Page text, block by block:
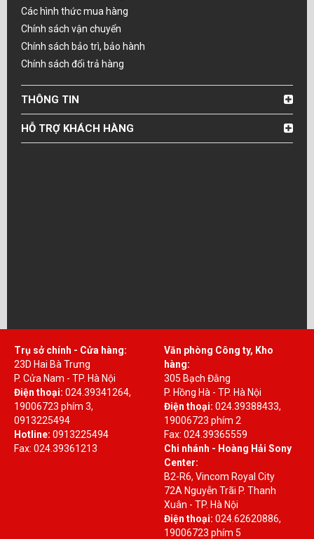
Các hình thức mua hàng
Chính sách vận chuyển
Chính sách bảo trì, bảo hành
Chính sách đổi trả hàng
THÔNG TIN
HỖ TRỢ KHÁCH HÀNG
Trụ sở chính - Cửa hàng:
23D Hai Bà Trưng
P. Cửa Nam - TP. Hà Nội
Điện thoại: 024.39341264,
19006723 phím 3,
0913225494
Hotline: 0913225494
Fax: 024.39361213
Văn phòng Công ty, Kho
hàng:
305 Bạch Đằng
P. Hồng Hà - TP. Hà Nội
Điện thoại: 024.39388433,
19006723 phím 2
Fax: 024.39365559
Chi nhánh - Hoàng Hải Sony
Center:
B2-R6, Vincom Royal City
72A Nguyễn Trãi P. Thanh
Xuân - TP. Hà Nội
Điện thoại: 024.62620886,
19006723 phím 5